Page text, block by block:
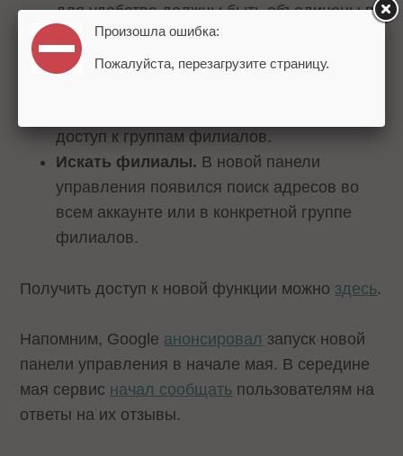
для удобства должны быть объединены в
группы.
Добавлять «Группы пользователей».
доступ к группам филиалов.
Искать филиалы. В новой панели
управления появился поиск адресов во
всем аккаунте или в конкретной группе
филиалов.
Получить доступ к новой функции можно здесь.
Напомним, Google анонсировал запуск новой
панели управления в начале мая. В середине
мая сервис начал сообщать пользователям на
ответы на их отзывы.
Произошла ошибка:
Пожалуйста, перезагрузите страницу.